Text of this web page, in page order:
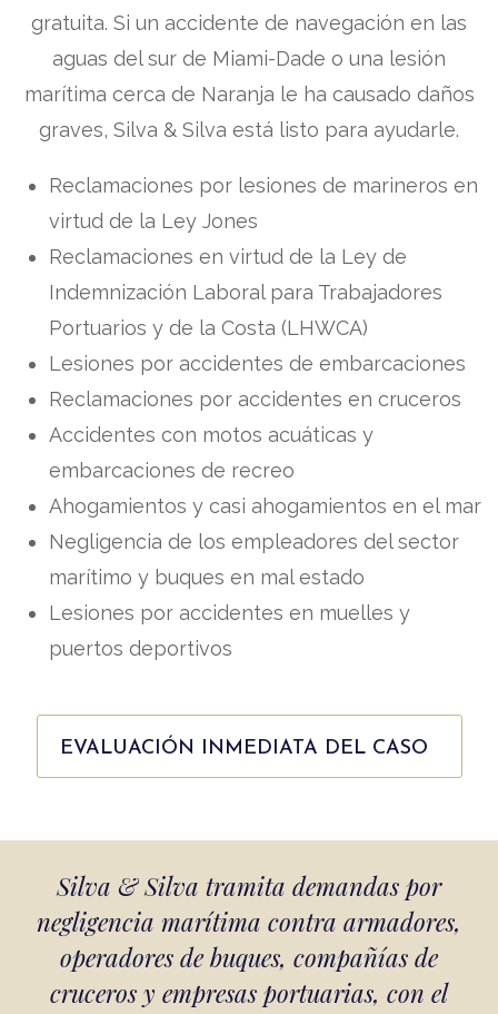
gratuita. Si un accidente de navegación en las
aguas del sur de Miami-Dade o una lesión
marítima cerca de Naranja le ha causado daños
graves, Silva & Silva está listo para ayudarle.
Reclamaciones por lesiones de marineros en
virtud de la Ley Jones
Reclamaciones en virtud de la Ley de
Indemnización Laboral para Trabajadores
Portuarios y de la Costa (LHWCA)
Lesiones por accidentes de embarcaciones
Reclamaciones por accidentes en cruceros
Accidentes con motos acuáticas y
embarcaciones de recreo
Ahogamientos y casi ahogamientos en el mar
Negligencia de los empleadores del sector
marítimo y buques en mal estado
Lesiones por accidentes en muelles y
puertos deportivos
EVALUACIÓN INMEDIATA DEL CASO
Silva & Silva tramita demandas por
negligencia marítima contra armadores,
operadores de buques, compañías de
cruceros y empresas portuarias, con el